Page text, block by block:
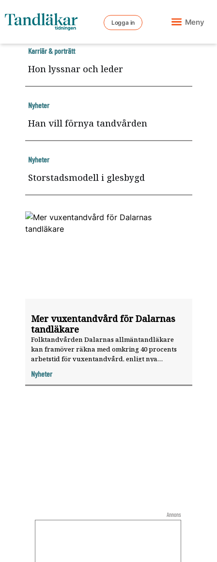
Logga in Meny
Mer vuxentandvård för Dalarnas
tandläkare
Folktandvården Dalarnas allmäntand­läkare
kan framöver räkna med omkring 40 procents
arbetstid för vuxentandvård, enligt nya
strategi för att möta den extrema
personalomsättningen på 30 procent bland
Nyheter
Hon lyssnar och leder
Karriär & porträtt
Han vill förnya tandvården
Nyheter
Storstadsmodell i glesbygd
Nyheter
Annons